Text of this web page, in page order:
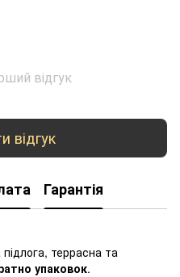
відгук
відгук
Гарантія
підлога, террасна та
упаковок.